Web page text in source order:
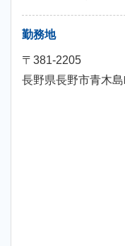
勤務地
〒381-2205
長野県長野市青木